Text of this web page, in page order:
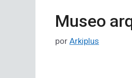
Museo
por Arkiplus